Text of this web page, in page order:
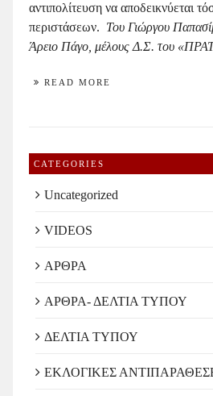
αντιπολίτευση να αποδεικνύεται
περιστάσεων. Του Γιώργου
Άρειο Πάγο, μέλους Δ.Σ. του
READ MORE
CATEGORIES
Uncategorized
VIDEOS
ΑΡΘΡΑ
ΑΡΘΡΑ- ΔΕΛΤΙΑ ΤΥΠΟΥ
ΔΕΛΤΙΑ ΤΥΠΟΥ
ΕΚΛΟΓΙΚΕΣ